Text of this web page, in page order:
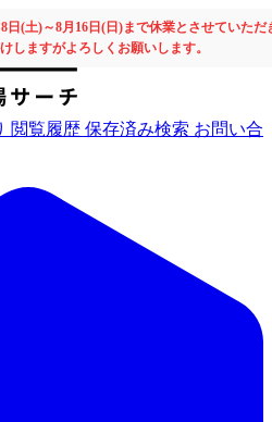
日(土)～8月16日(日)まで休業とさせていただ
しますがよろしくお願いします。
閲覧履歴 保存済み検索 お問い合